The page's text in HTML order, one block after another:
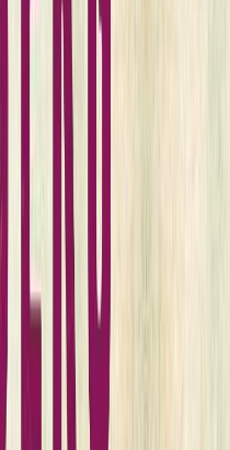
Φιελμπάκα κυλά γαλήνια,
χαλάρωση του